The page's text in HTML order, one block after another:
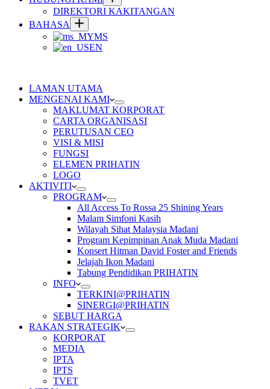
DIREKTORI KAKITANGAN
BAHASA
MS
EN
LAMAN UTAMA
MENGENAI KAMI
MAKLUMAT KORPORAT
CARTA ORGANISASI
PERUTUSAN CEO
VISI & MISI
FUNGSI
ELEMEN PRIHATIN
LOGO
AKTIVITI
PROGRAM
All Access To Rossa 25 Shining Years
Malam Simfoni Kasih
Wilayah Sihat Malaysia Madani
Program Kepimpinan Anak Muda Madani
Konsert Hitman David Foster and Friends
Jelajah Ikon Madani
Tabung Pendidikan PRIHATIN
INFO
TERKINI@PRIHATIN
SINERGI@PRIHATIN
SEBUT HARGA
RAKAN STRATEGIK
KORPORAT
MEDIA
IPTA
IPTS
TVET